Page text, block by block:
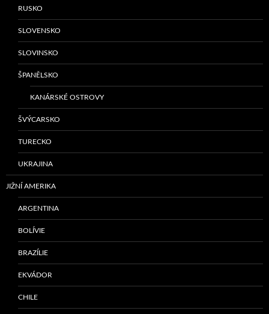
RUSKO
SLOVENSKO
SLOVINSKO
ŠPANĚLSKO
KANÁRSKÉ OSTROVY
ŠVÝCARSKO
TURECKO
UKRAJINA
JIŽNÍ AMERIKA
ARGENTINA
BOLÍVIE
BRAZÍLIE
EKVÁDOR
CHILE